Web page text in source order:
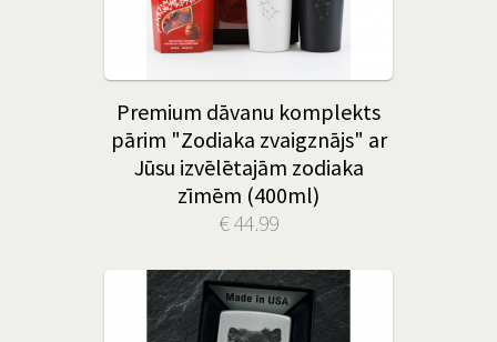
Premium dāvanu komplekts
pārim "Zodiaka zvaigznājs" ar
Jūsu izvēlētajām zodiaka
zīmēm (400ml)
€ 44.99